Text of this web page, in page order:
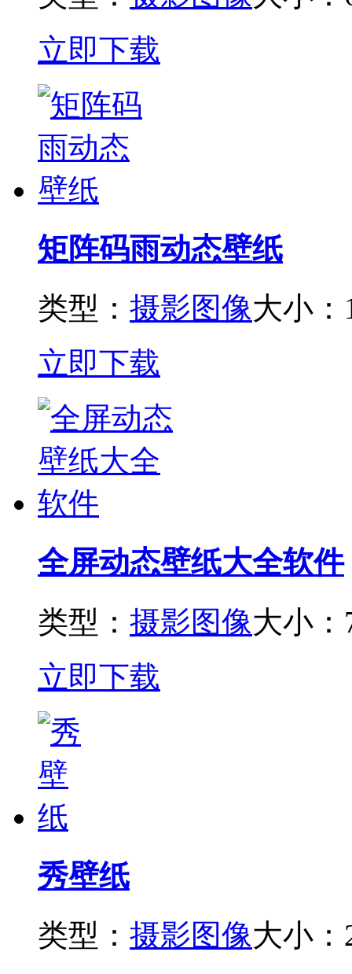
立即下载
矩阵码雨动态壁纸
类型： 摄影图像大小：
立即下载
全屏动态壁纸大全软件
类型： 摄影图像大小：
立即下载
秀壁纸
类型： 摄影图像大小：